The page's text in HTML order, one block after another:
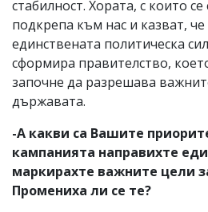
стабилност. Хората, с които
подкрепа към нас и казват,
единствената политическа
сформира правителство,
започне да разрешава
държавата.
-А какви са Вашите
кампанията направихте
маркирахте важните цели
Промениха ли се те?